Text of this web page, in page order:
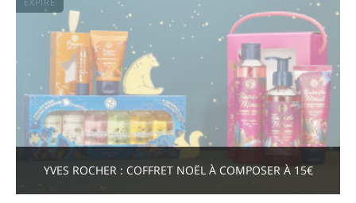
EXPIRÉ
YVES ROCHER : COFFRET NOËL À COMPOSER À 15€